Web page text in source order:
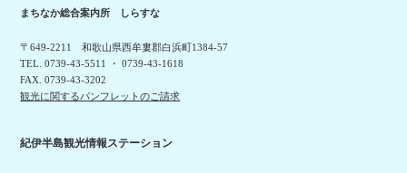
まちなか総合案内所 しらすな
〒649-2211 和歌山県西牟婁郡白浜町1384-57
TEL. 0739-43-5511 ・ 0739-43-1618
FAX. 0739-43-3202
観光に関するパンフレットのご請求
紀伊半島観光情報ステーション